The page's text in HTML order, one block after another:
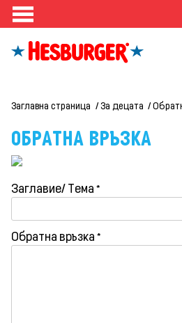
Заглавна страница За децата
ОБРАТНА ВРЪЗКА
Заглавие/ Тема *
Обратна връзка *